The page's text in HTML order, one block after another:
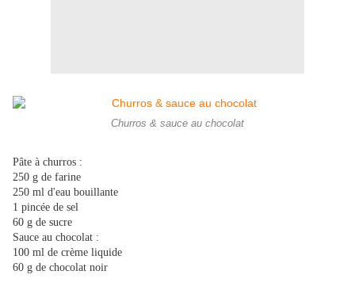
Churros & sauce au chocolat
Pâte à churros :
250 g de farine
250 ml d'eau bouillante
1 pincée de sel
60 g de sucre
Sauce au chocolat :
100 ml de crème liquide
60 g de chocolat noir